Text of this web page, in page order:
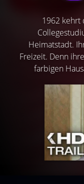
1962 kehrt
Heimatstadt.
Freizeit. Denn
farbigen